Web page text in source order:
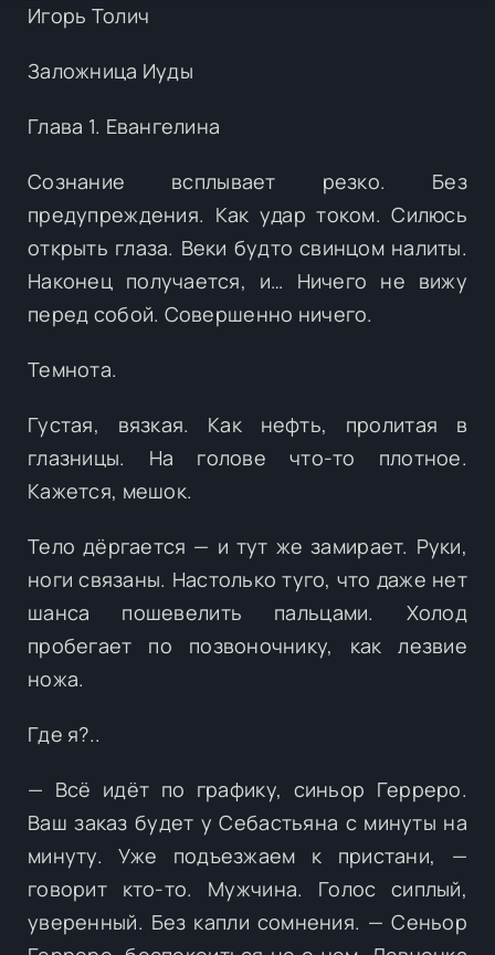
Игорь Толич
Заложница Иуды
Глава 1. Евангелина
Сознание всплывает резко. Без
предупреждения. Как удар током. Силюсь
открыть глаза. Веки будто свинцом налиты.
Наконец получается, и… Ничего не вижу
перед собой. Совершенно ничего.
Темнота.
Густая, вязкая. Как нефть, пролитая в
глазницы. На голове что-то плотное.
Кажется, мешок.
Тело дёргается — и тут же замирает. Руки,
ноги связаны. Настолько туго, что даже нет
шанса пошевелить пальцами. Холод
пробегает по позвоночнику, как лезвие
ножа.
Где я?..
— Всё идёт по графику, синьор Герреро.
Ваш заказ будет у Себастьяна с минуты на
минуту. Уже подъезжаем к пристани, —
говорит кто-то. Мужчина. Голос сиплый,
уверенный. Без капли сомнения. — Сеньор